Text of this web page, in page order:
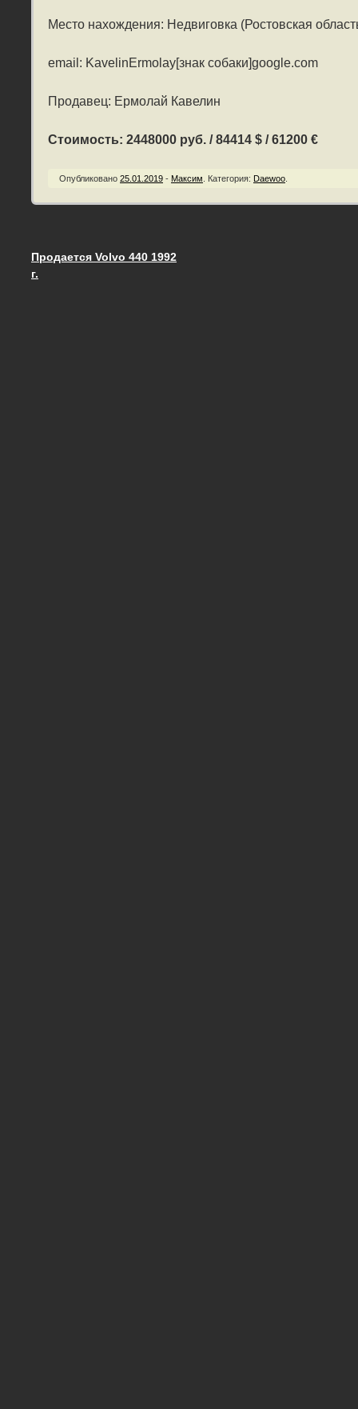
Место нахождения: Недвиговка (Ростовская
email: KavelinErmolay[знак собаки]google.com
Продавец: Ермолай Кавелин
Стоимость: 2448000 руб. / 84414 $ / 61200 €
Опубликовано 25.01.2019 - Максим Категория: Daewoo
Запись навигация
Продается Volvo 440 1992
г.